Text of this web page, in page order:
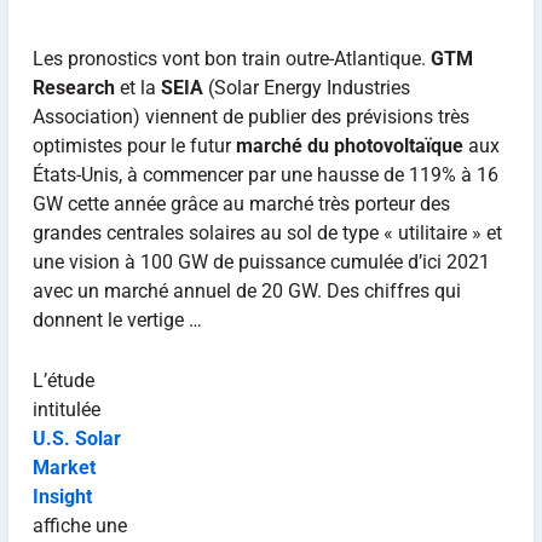
Les pronostics vont bon train outre-Atlantique. GTM
Researchet la SEIA(Solar Energy Industries
Association) viennent de publier des prévisions très
optimistes pour le futurmarché du photovoltaïqueaux
États-Unis, à commencer par une hausse de 119% à 16
GW cette année grâce au marché très porteur des
grandes centrales solaires au sol de type « utilitaire » et
une vision à 100 GW de puissance cumulée d’ici 2021
avec un marché annuel de 20 GW. Des chiffres qui
donnent le vertige …
L’étude
intitulée
U.S. Solar
Market
Insight
affiche une